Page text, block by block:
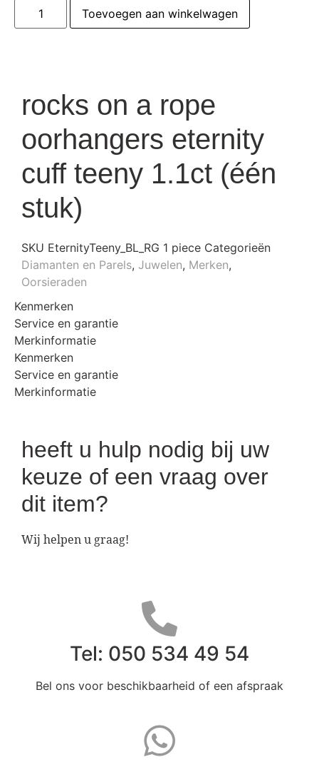
Toevoegen aan winkelwagen
rocks on a rope
oorhangers eternity
cuff teeny 1.1ct (één
stuk)
SKU EternityTeeny_BL_RG 1 piece Categorieën
Diamanten en Parels, Juwelen, Merken,
Oorsieraden
Kenmerken
Service en garantie
Merkinformatie
Kenmerken
Service en garantie
Merkinformatie
heeft u hulp nodig bij uw
keuze of een vraag over
dit item?
Wij helpen u graag!
Tel: 050 534 49 54
Bel ons voor beschikbaarheid of een afspraak